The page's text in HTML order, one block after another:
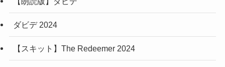
ダビデ 2024
【スキット】The Redeemer 2024